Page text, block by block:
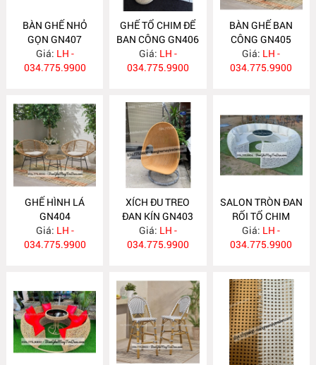
BÀN GHẾ NHỎ
GỌN GN407
Giá: LH -
034.775.9900
GHẾ TỔ CHIM ĐỂ
BAN CÔNG GN406
Giá: LH -
034.775.9900
BÀN GHẾ BAN
CÔNG GN405
Giá: LH -
034.775.9900
GHẾ HÌNH LÁ
GN404
Giá: LH -
034.775.9900
XÍCH ĐU TREO
ĐAN KÍN GN403
Giá: LH -
034.775.9900
SALON TRÒN ĐAN
RỐI TỔ CHIM
GN402
Giá: LH -
034.775.9900